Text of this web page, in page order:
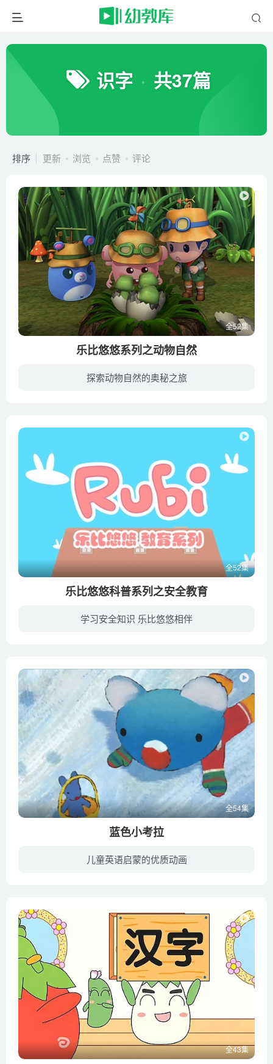
识字 共37篇
排序 更新 浏览 点赞 评论
全52集
乐比悠悠系列之动物自然
探索动物自然的奥秘之旅
全52集
乐比悠悠科普系列之安全教育
学习安全知识 乐比悠悠相伴
全54集
蓝色小考拉
儿童英语启蒙的优质动画
全43集